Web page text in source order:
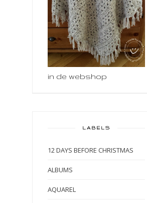
in de webshop
LABELS
12 DAYS BEFORE CHRISTMAS
ALBUMS
AQUAREL